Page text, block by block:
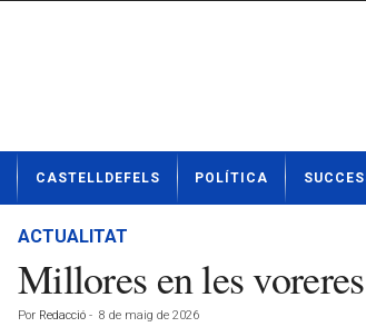
t
CASTELLDEFELS POLÍTICA
ACTUALITAT
Millores en les
Por Redacció - 8 de maig de 2026